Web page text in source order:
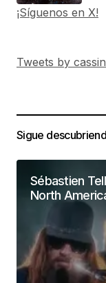
¡Síguenos en X!
Tweets by
Sigue
Sébastien
North